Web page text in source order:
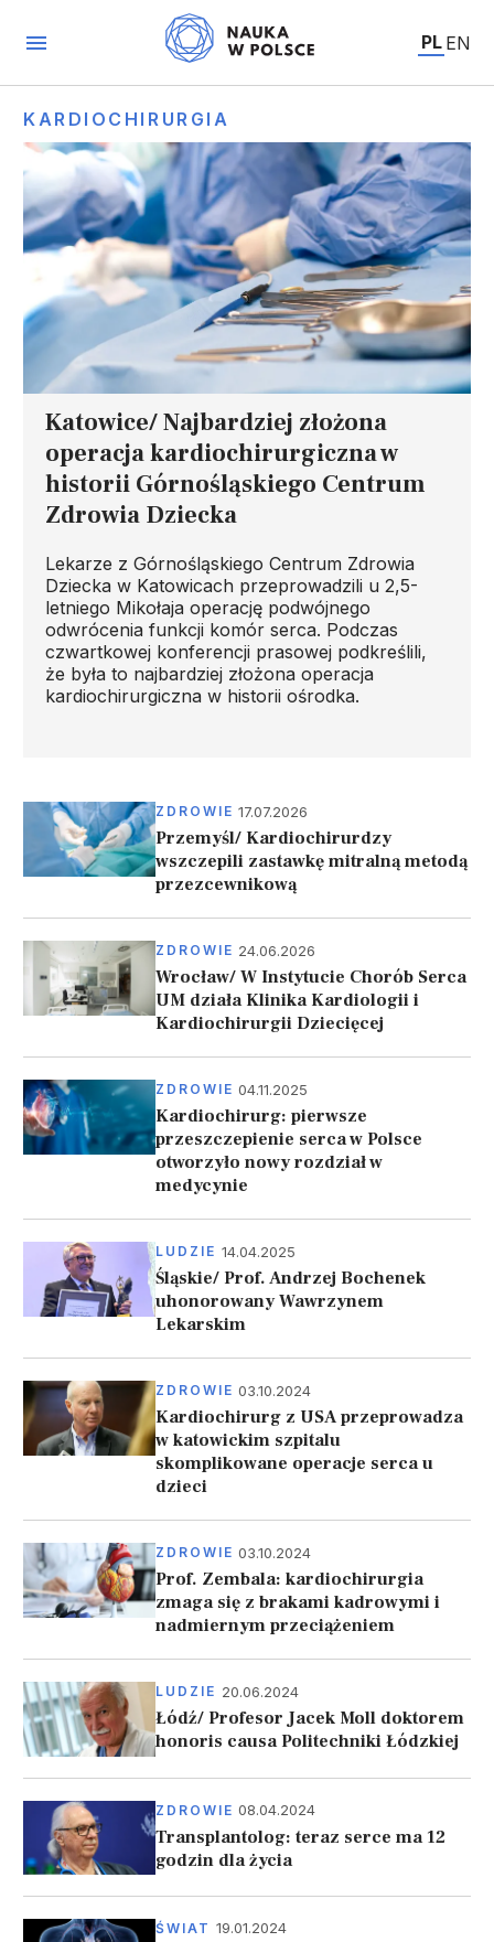
PL EN
KARDIOCHIRURGIA
Katowice/ Najbardziej złożona
operacja kardiochirurgiczna w
historii Górnośląskiego Centrum
Zdrowia Dziecka
Lekarze z Górnośląskiego Centrum Zdrowia
Dziecka w Katowicach przeprowadzili u 2,5-
letniego Mikołaja operację podwójnego
odwrócenia funkcji komór serca. Podczas
czwartkowej konferencji prasowej podkreślili,
że była to najbardziej złożona operacja
kardiochirurgiczna w historii ośrodka.
ZDROWIE 17.07.2026
Przemyśl/ Kardiochirurdzy
wszczepili zastawkę mitralną metodą
przezcewnikową
ZDROWIE 24.06.2026
Wrocław/ W Instytucie Chorób Serca
UM działa Klinika Kardiologii i
Kardiochirurgii Dziecięcej
ZDROWIE 04.11.2025
Kardiochirurg: pierwsze
przeszczepienie serca w Polsce
otworzyło nowy rozdział w
medycynie
LUDZIE 14.04.2025
Śląskie/ Prof. Andrzej Bochenek
uhonorowany Wawrzynem
Lekarskim
ZDROWIE 03.10.2024
Kardiochirurg z USA przeprowadza
w katowickim szpitalu
skomplikowane operacje serca u
dzieci
ZDROWIE 03.10.2024
Prof. Zembala: kardiochirurgia
zmaga się z brakami kadrowymi i
nadmiernym przeciążeniem
LUDZIE 20.06.2024
Łódź/ Profesor Jacek Moll doktorem
honoris causa Politechniki Łódzkiej
ZDROWIE 08.04.2024
Transplantolog: teraz serce ma 12
godzin dla życia
ŚWIAT 19.01.2024